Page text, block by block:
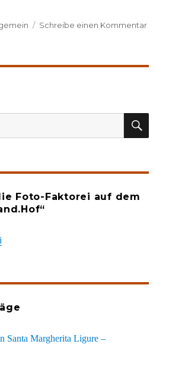
Schreibe einen Kommentarzu
Foto-Faktorei auf dem
Santa Margherita Ligure –